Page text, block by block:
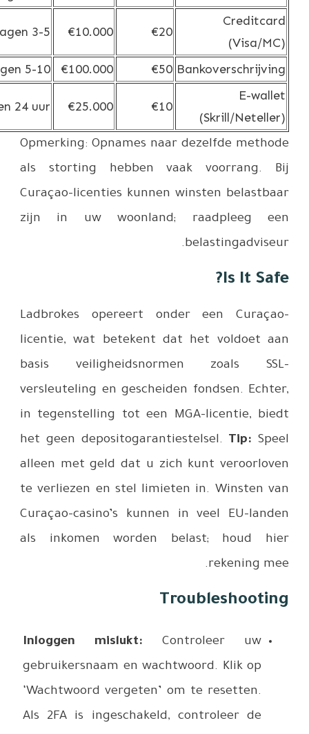
Geen
5-10 werkdagen
€0-€10
Geen
als
Curaçao-
zijn in
licentie,
basis
in
het geen
alleen
te
Curaçao-
als
Als 2FA